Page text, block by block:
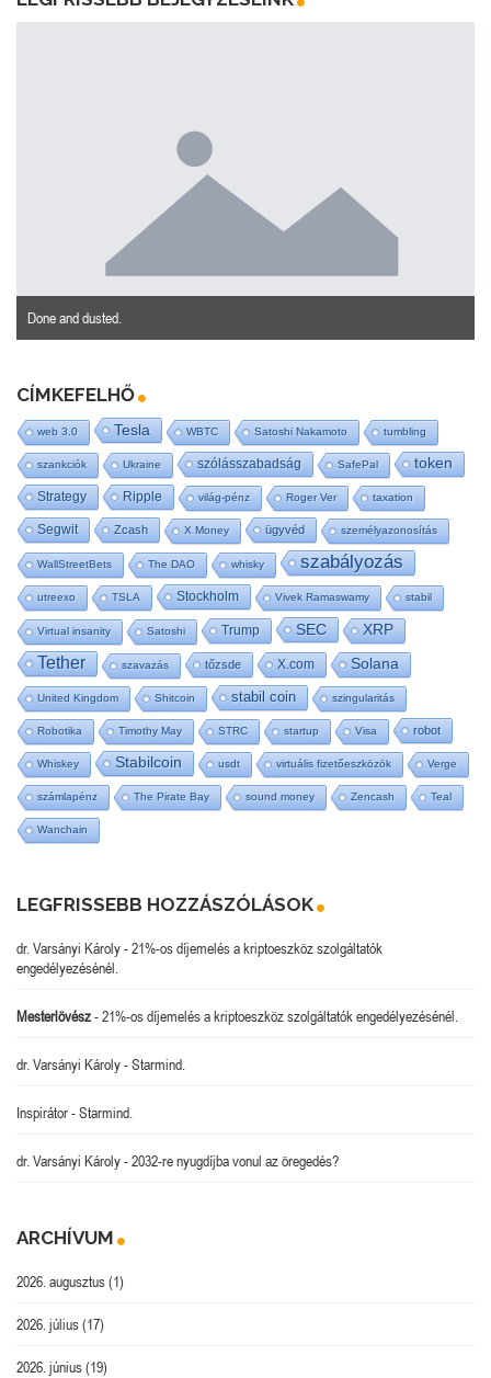
Done and dusted.
CÍMKEFELHŐ
web 3.0 Tesla WBTC Satoshi Nakamoto tumbling
szankciók Ukraine szólásszabadság SafePal token
Strategy Ripple világ-pénz Roger Ver taxation
Segwit Zcash X Money ügyvéd személyazonosítás
WallStreetBets The DAO whisky szabályozás
utreexo TSLA Stockholm Vivek Ramaswamy stabil
Virtual insanity Satoshi Trump SEC XRP
Tether szavazás tőzsde X.com Solana
United Kingdom Shitcoin stabil coin szingularitás
Robotika Timothy May STRC startup Visa robot
Whiskey Stabilcoin usdt virtuális fizetőeszközök Verge
számlapénz The Pirate Bay sound money Zencash Teal
Wanchain
LEGFRISSEBB HOZZÁSZÓLÁSOK
dr. Varsányi Károly-21%-os díjemelés a kriptoeszköz szolgáltatók
engedélyezésénél.
Mesterlövész-21%-os díjemelés a kriptoeszköz szolgáltatók engedélyezésénél.
dr. Varsányi Károly-Starmind.
Inspirátor-Starmind.
dr. Varsányi Károly-2032-re nyugdíjba vonul az öregedés?
ARCHÍVUM
2026. augusztus(1)
2026. július(17)
2026. június(19)